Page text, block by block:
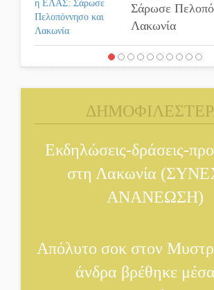
Σάρωσε
Λακωνία
«Έφυγε» ένας
στη Λακωνία
«Κλειστά»
προαύλια στον
παράδοση
Εκδηλώσεις-δράσεις-
στη Λακωνία
ΑΝΑΝΕΩΣΗ)
Απόλυτο σοκ στον
άνδρα βρέθηκε